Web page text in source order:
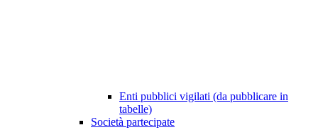
Enti pubblici vigilati (da pubblicare in
tabelle)
Società partecipate